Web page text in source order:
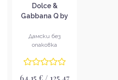
Dolce &
Gabbana Q by
Gabbana Elixir
Парфюмна вода
за жени без
опаковка EDP
Дамски без
опаковка